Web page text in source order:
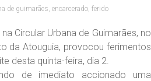
de guimarães, encarcerado, ferido
Circular Urbana de Guimarães, no
da Atouguia, provocou ferimentos
desta quinta-feira, dia 2.
de imediato accionado uma